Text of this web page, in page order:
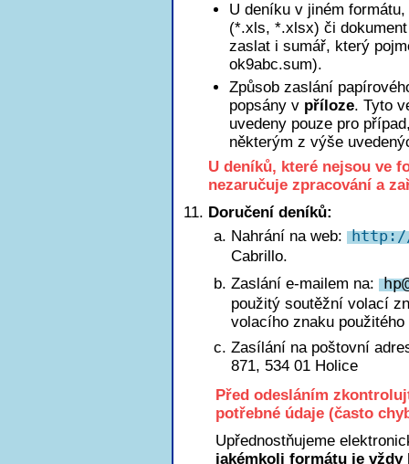
U deníku v jiném
(*.xls, *.xlsx) či
zaslat i sumář, který
ok9abc.sum).
Způsob zaslání
popsány v příloze. Tyto
uvedeny pouze pro
některým z výše
U deníků, které nejsou ve
nezaručuje zpracování a
Doručení deníků:
Nahrání na web: http://
Cabrillo.
Zaslání e-mailem na: h
použitý soutěžní volací
volacího znaku
Zasílání na poštovní
871, 534 01 Holice
Před odesláním
potřebné údaje (často
Upřednostňujeme
jakémkoli formátu je